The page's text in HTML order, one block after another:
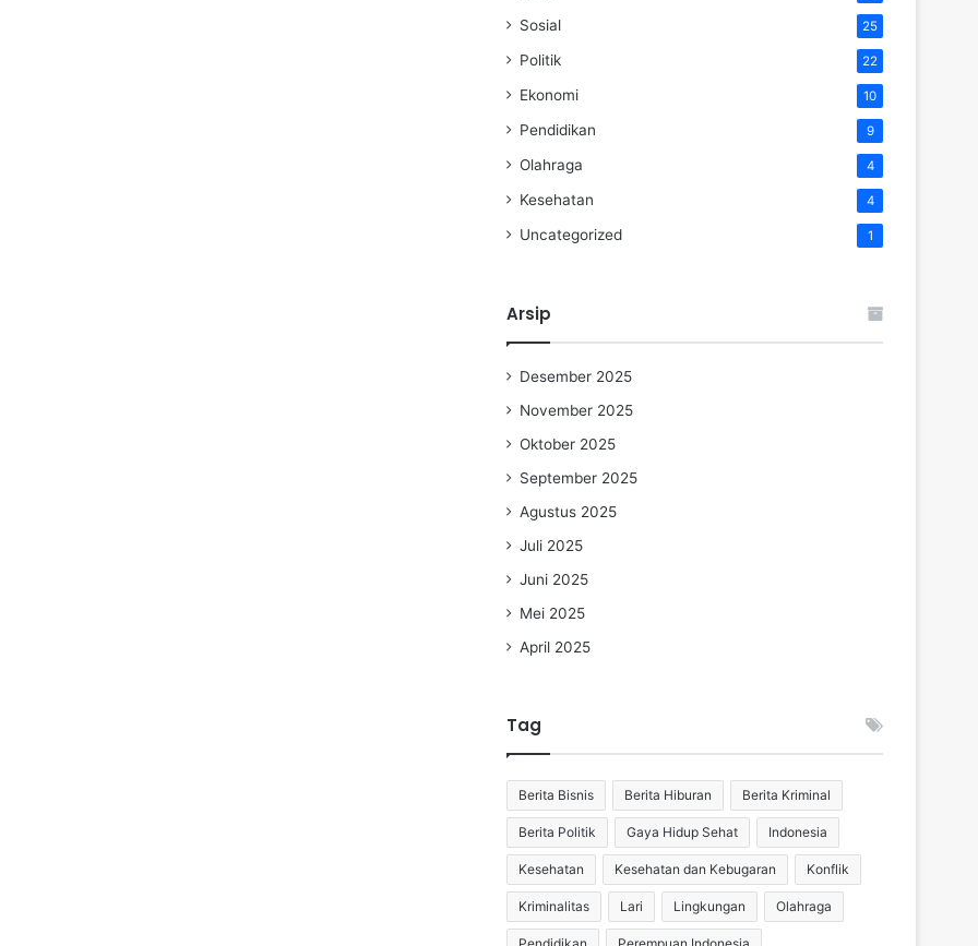
Sosial 25
Politik 22
Ekonomi 10
Pendidikan 9
Olahraga 4
Kesehatan 4
Uncategorized 1
Arsip
Desember 2025
November 2025
Oktober 2025
September 2025
Agustus 2025
Juli 2025
Juni 2025
Mei 2025
April 2025
Tag
Berita Bisnis Berita Hiburan Berita Kriminal
Berita Politik Gaya Hidup Sehat Indonesia
Kesehatan Kesehatan dan Kebugaran Konflik
Kriminalitas Lari Lingkungan Olahraga